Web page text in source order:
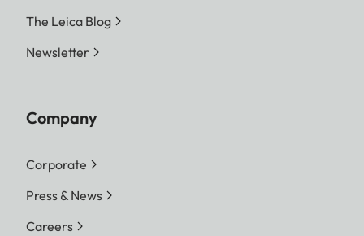
The Leica Blog
Newsletter
Company
Corporate
Press & News
Careers